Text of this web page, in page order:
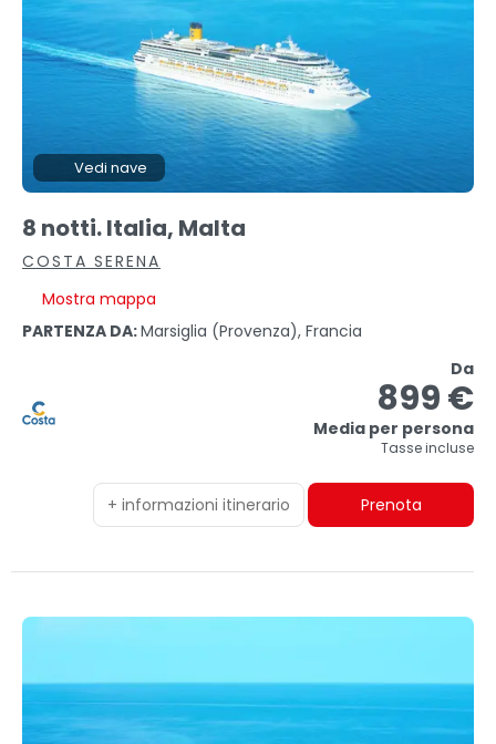
Vedi nave
8 notti. Italia, Malta
COSTA SERENA
Mostra mappa
PARTENZA DA:Marsiglia (provenza), Francia
Da
899 €
Media per persona
Tasse incluse
+ informazioni itinerario Prenota